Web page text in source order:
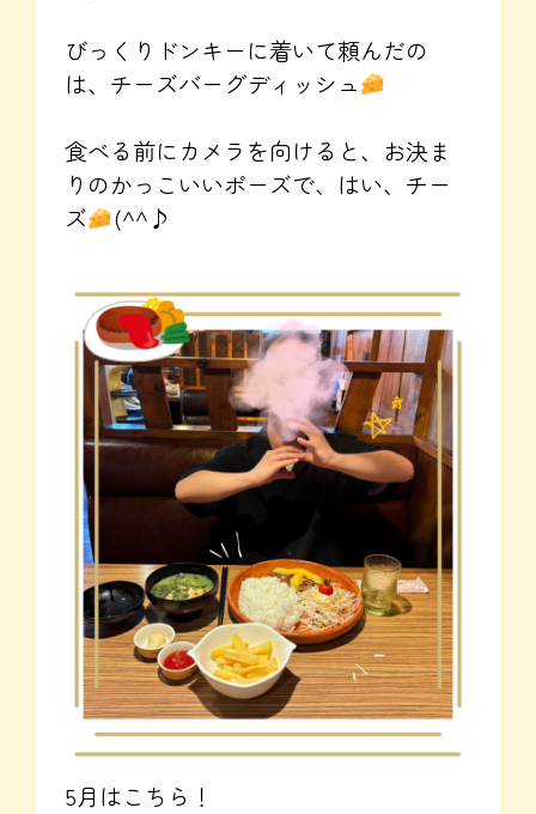
びっくりドンキーに着いて頼んだの
は、チーズバーグディッシュ
食べる前にカメラを向けると、お決ま
りのかっこいいポーズで、はい、チー
ズ
(^^♪
5月はこちら！